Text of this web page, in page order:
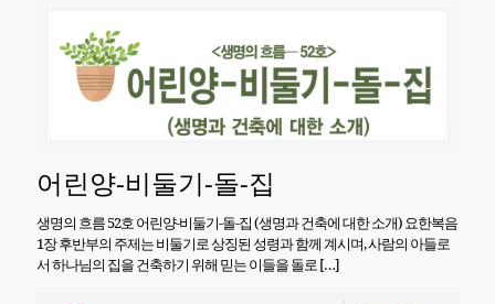
어린양-비둘기-돌-집
생명의 흐름 52호 어린양-비둘기-돌-집 (생명과 건축에 대한 소개) 요한복음
1장 후반부의 주제는 비둘기로 상징된 성령과 함께 계시며, 사람의 아들로
서 하나님의 집을 건축하기 위해 믿는 이들을 돌로[…]